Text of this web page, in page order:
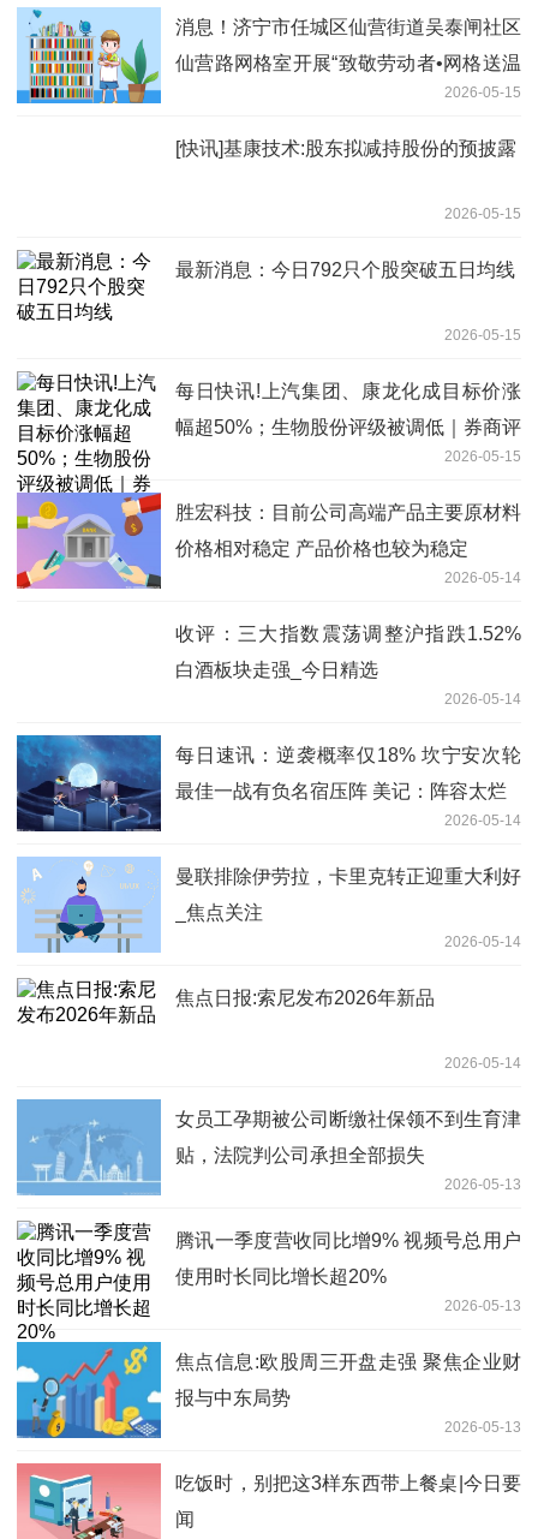
消息！济宁市任城区仙营街道吴泰闸社区
仙营路网格室开展“致敬劳动者•网格送温
2026-05-15
[快讯]基康技术:股东拟减持股份的预披露
2026-05-15
最新消息：今日792只个股突破五日均线
2026-05-15
每日快讯!上汽集团、康龙化成目标价涨
幅超50%；生物股份评级被调低｜券商评
2026-05-15
胜宏科技：目前公司高端产品主要原材料
价格相对稳定 产品价格也较为稳定
2026-05-14
收评：三大指数震荡调整沪指跌1.52%
白酒板块走强_今日精选
2026-05-14
每日速讯：逆袭概率仅18% 坎宁安次轮
最佳一战有负名宿压阵 美记：阵容太烂
2026-05-14
曼联排除伊劳拉，卡里克转正迎重大利好
_焦点关注
2026-05-14
焦点日报:索尼发布2026年新品
2026-05-14
女员工孕期被公司断缴社保领不到生育津
贴，法院判公司承担全部损失
2026-05-13
腾讯一季度营收同比增9% 视频号总用户
使用时长同比增长超20%
2026-05-13
焦点信息:欧股周三开盘走强 聚焦企业财
报与中东局势
2026-05-13
吃饭时，别把这3样东西带上餐桌|今日要
闻